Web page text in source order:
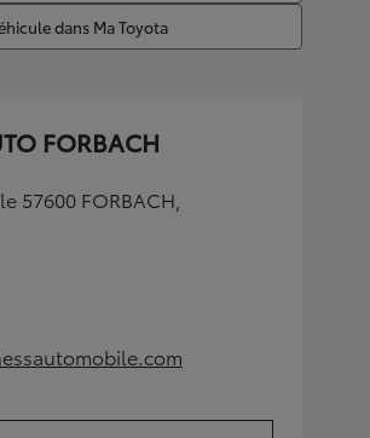
dans Ma Toyota
FORBACH
57600 FORBACH,
new tab)
(Opens in new tab)